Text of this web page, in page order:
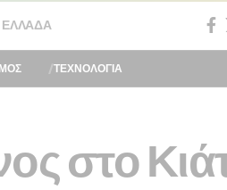
ΕΛΛΆΔΑ
ΤΕΧΝΟΛΟΓΙΑ
στο